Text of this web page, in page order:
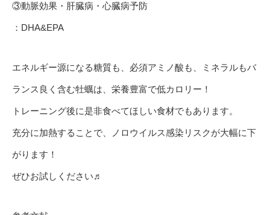
③動脈効果・肝臓病・心臓病予防
：DHA&EPA
エネルギー源になる糖質も、必須アミノ酸も、ミネラルもバ
ランス良く含む牡蠣は、栄養豊富で低カロリー！
トレーニング後に是非食べてほしい食材でもあります。
充分に加熱することで、ノロウイルス感染リスクが大幅に下
がります！
ぜひお試しください♬